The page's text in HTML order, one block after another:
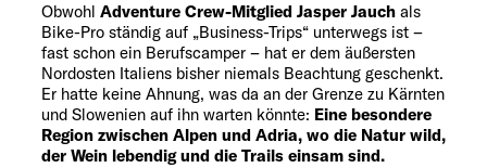
Obwohl Adventure Crew-Mitglied Jasper Jauch als
Bike-Pro ständig auf „Business-Trips“ unterwegs ist –
fast schon ein Berufscamper – hat er dem äußersten
Nordosten Italiens bisher niemals Beachtung geschenkt.
Er hatte keine Ahnung, was da an der Grenze zu Kärnten
und Slowenien auf ihn warten könnte: Eine besondere
Region zwischen Alpen und Adria, wo die Natur wild,
der Wein lebendig und die Trails einsam sind.